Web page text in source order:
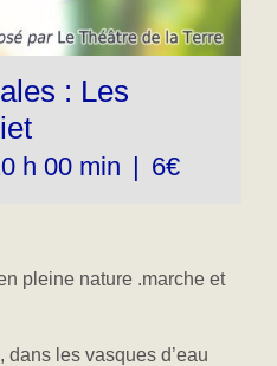
: Les
h 00 min | 6€
pleine nature .marche et
les vasques d’eau